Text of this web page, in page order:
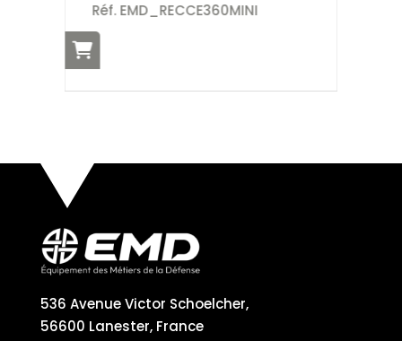
Réf. EMD_RECCE360MINI
536 Avenue Victor Schoelcher,
56600 Lanester, France